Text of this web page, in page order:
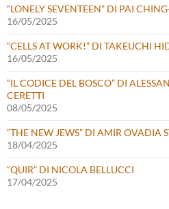
“LONELY SEVENTEEN” DI PAI
16/05/2025
“CELLS AT WORK!” DI TAKEUCHI
16/05/2025
“IL CODICE DEL BOSCO” DI
CERETTI
08/05/2025
“THE NEW JEWS” DI AMIR OVADIA
18/04/2025
“QUIR” DI NICOLA BELLUCCI
17/04/2025